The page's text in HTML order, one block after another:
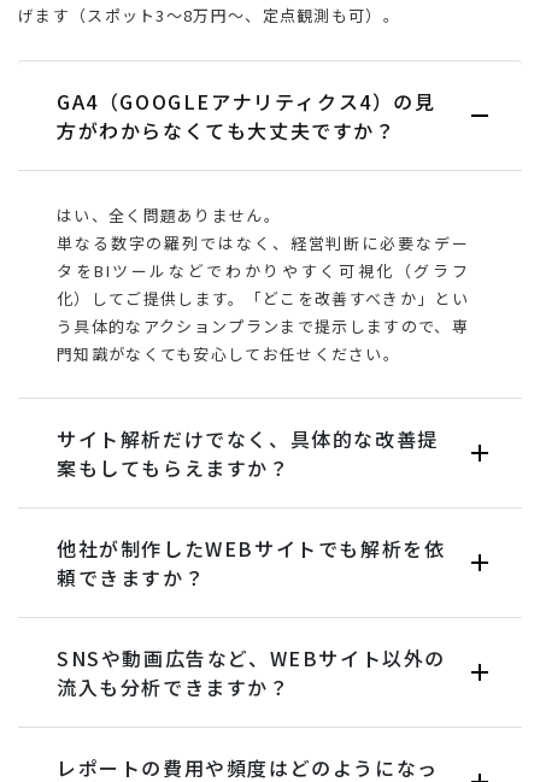
げます（スポット3〜8万円〜、定点観測も可）。
GA4（GOOGLEアナリティクス4）の見
方がわからなくても大丈夫ですか？
はい、全く問題ありません。
単なる数字の羅列ではなく、経営判断に必要なデー
タをBIツールなどでわかりやすく可視化（グラフ
化）してご提供します。「どこを改善すべきか」とい
う具体的なアクションプランまで提示しますので、専
門知識がなくても安心してお任せください。
サイト解析だけでなく、具体的な改善提
案もしてもらえますか？
他社が制作したWEBサイトでも解析を依
頼できますか？
SNSや動画広告など、WEBサイト以外の
流入も分析できますか？
レポートの費用や頻度はどのようになっ